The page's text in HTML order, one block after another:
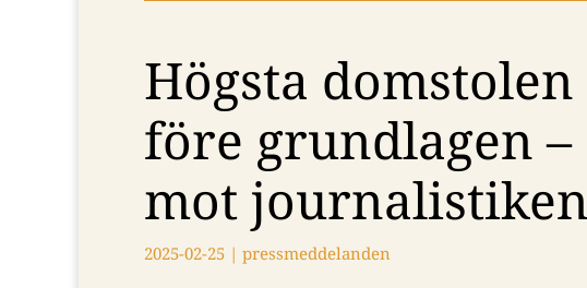
Högsta domstolen
före grundlagen
mot journalistiken
2025-02-25 | pressmeddelanden